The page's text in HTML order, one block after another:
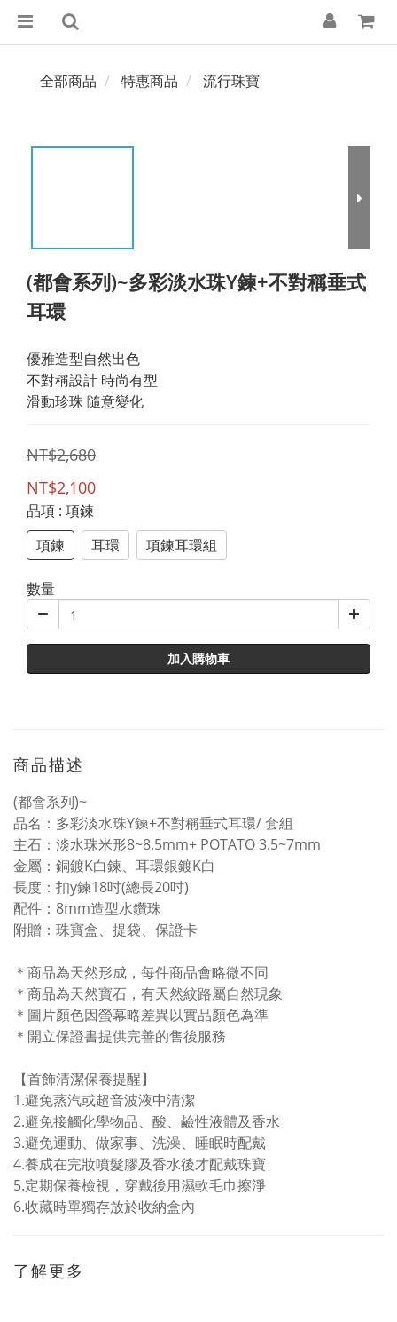
全部商品 特惠商品 流行珠寶
(都會系列)~多彩淡水珠Y鍊+不對稱垂式
耳環
優雅造型自然出色
不對稱設計 時尚有型
滑動珍珠 隨意變化
NT$2,680
NT$2,100
品項 : 項鍊
項鍊
耳環 項鍊耳環組
數量
加入購物車
商品描述
(都會系列)~
品名：多彩淡水珠Y鍊+不對稱垂式耳環/ 套組
主石：淡水珠米形8~8.5mm+ POTATO 3.5~7mm
金屬：銅鍍K白鍊、耳環銀鍍K白
長度：扣y鍊18吋(總長20吋)
配件：8mm造型水鑽珠
附贈：珠寶盒、提袋、保證卡
＊商品為天然形成，每件商品會略微不同
＊商品為天然寶石，有天然紋路屬自然現象
＊圖片顏色因螢幕略差異以實品顏色為準
＊開立保證書提供完善的售後服務
【首飾清潔保養提醒】
1.避免蒸汽或超音波液中清潔
2.避免接觸化學物品、酸、鹼性液體及香水
3.避免運動、做家事、洗澡、睡眠時配戴
4.養成在完妝噴髮膠及香水後才配戴珠寶
5.定期保養檢視，穿戴後用濕軟毛巾擦淨
6.收藏時單獨存放於收納盒內
了解更多